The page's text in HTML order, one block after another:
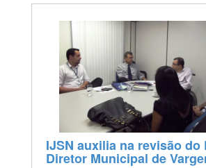
IJSN auxilia na revisão do
Diretor Municipal de